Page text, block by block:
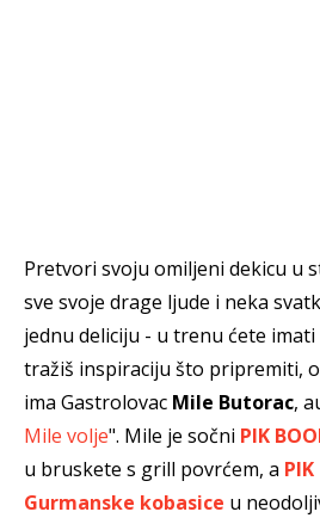
Pretvori svoju omiljeni dekicu u
sve svoje drage ljude i neka
jednu deliciju - u trenu ćete
tražiš inspiraciju što pripremiti,
ima Gastrolovac Mile Butorac,
Mile volje". Mile je sočni PIK
u bruskete s grill povrćem, a PIK
Gurmanske kobasice u